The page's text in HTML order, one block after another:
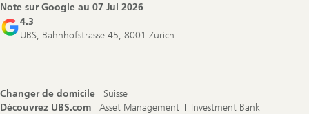
Note sur Google au 07 Jul 2026
4.3
UBS, Bahnhofstrasse 45, 8001 Zurich
Changer de domicile
Suisse
Découvrez UBS.com
Asset Management
Investment Bank